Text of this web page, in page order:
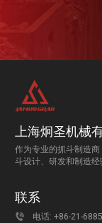
上海炯圣机械
作为专业的抓斗制造
斗设计、研发和制造经
联系
 电话: +86-21-